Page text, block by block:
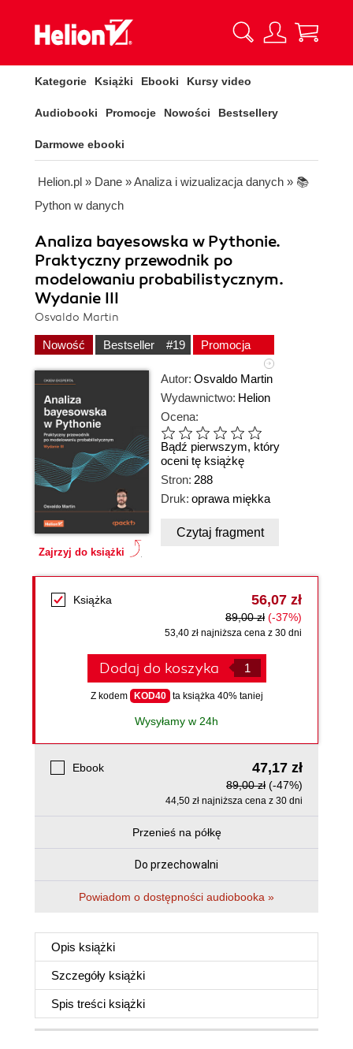
Kategorie Książki Ebooki Kursy video
Audiobooki Promocje Nowości Bestsellery
Darmowe ebooki
Helion.pl » Dane »Analiza i wizualizacja danych » 📚
Python w danych
Analiza bayesowska w Pythonie.
Praktyczny przewodnik po
modelowaniu probabilistycznym.
Wydanie III
Osvaldo Martin
Nowość Bestseller #19 Promocja
Zajrzyj do książki
Autor: Osvaldo Martin
Wydawnictwo: Helion
Ocena:
Bądź pierwszym, który
oceni tę książkę
Stron: 288
Druk: oprawa miękka
Czytaj fragment
Książka 56,07 zł
89,00 zł (-37%)
53,40 zł najniższa cena z 30 dni
Dodaj do koszyka
Z kodem KOD40 ta książka 40% taniej
Wysyłamy w 24h
Ebook 47,17 zł
89,00 zł (-47%)
44,50 zł najniższa cena z 30 dni
Przenieś na półkę
Do przechowalni
Powiadom o dostępności audiobooka »
Opis książki
Szczegóły książki
Spis treści książki